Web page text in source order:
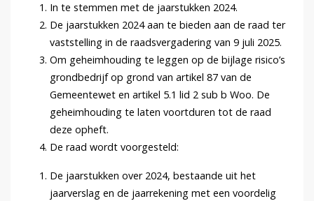
In te stemmen met de jaarstukken 2024.
De jaarstukken 2024 aan te bieden aan de raad ter
vaststelling in de raadsvergadering van 9 juli 2025.
Om geheimhouding te leggen op de bijlage risico’s
grondbedrijf op grond van artikel 87 van de
Gemeentewet en artikel 5.1 lid 2 sub b Woo. De
geheimhouding te laten voortduren tot de raad
deze opheft.
De raad wordt voorgesteld:
De jaarstukken over 2024, bestaande uit het
jaarverslag en de jaarrekening met een voordelig